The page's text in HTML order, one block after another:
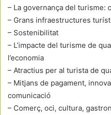
– La governança del turisme:
– Grans infraestructures
– Sostenibilitat
– L’impacte del turisme de
l’economia
– Atractius per al turista de
– Mitjans de pagament,
comunicació
– Comerç, oci, cultura,